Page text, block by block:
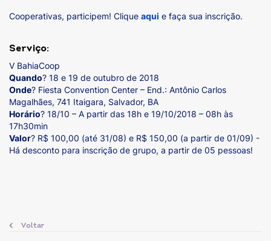
Cooperativas, participem! Clique aqui e faça sua inscrição.
Serviço:
V BahiaCoop
Quando? 18 e 19 de outubro de 2018
Onde? Fiesta Convention Center – End.: Antônio Carlos
Magalhães, 741 Itaigara, Salvador, BA
Horário? 18/10 – A partir das 18h e 19/10/2018 – 08h às
17h30min
Valor? R$ 100,00 (até 31/08) e R$ 150,00 (a partir de 01/09) -
Há desconto para inscrição de grupo, a partir de 05 pessoas!
Voltar